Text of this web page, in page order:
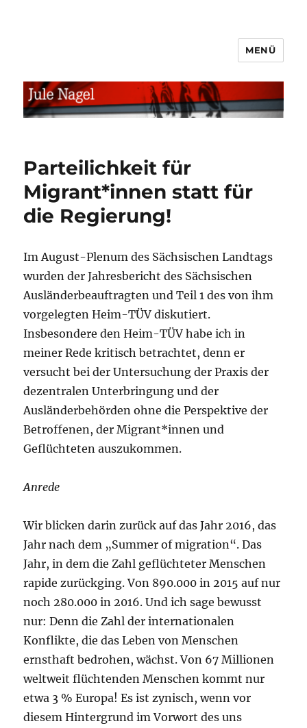
MENÜ
Parteilichkeit für
Migrant*innen statt für
die Regierung!
Im August-Plenum des Sächsischen Landtags
wurden der Jahresbericht des Sächsischen
Ausländerbeauftragten und Teil 1 des von ihm
vorgelegten Heim-TÜV diskutiert.
Insbesondere den Heim-TÜV habe ich in
meiner Rede kritisch betrachtet, denn er
versucht bei der Untersuchung der Praxis der
dezentralen Unterbringung und der
Ausländerbehörden ohne die Perspektive der
Betroffenen, der Migrant*innen und
Geflüchteten auszukommen.
Anrede
Wir blicken darin zurück auf das Jahr 2016, das
Jahr nach dem „Summer of migration“. Das
Jahr, in dem die Zahl geflüchteter Menschen
rapide zurückging. Von 890.000 in 2015 auf nur
noch 280.000 in 2016. Und ich sage bewusst
nur: Denn die Zahl der internationalen
Konflikte, die das Leben von Menschen
ernsthaft bedrohen, wächst. Von 67 Millionen
weltweit flüchtenden Menschen kommt nur
etwa 3 % Europa! Es ist zynisch, wenn vor
diesem Hintergrund im Vorwort des uns